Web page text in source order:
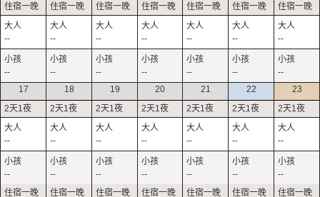
--
--
--
--
--
--
--
--
--
--
--
--
--
--
17
--
--
18
--
--
19
--
--
20
--
--
21
--
--
22
--
--
23
--
--